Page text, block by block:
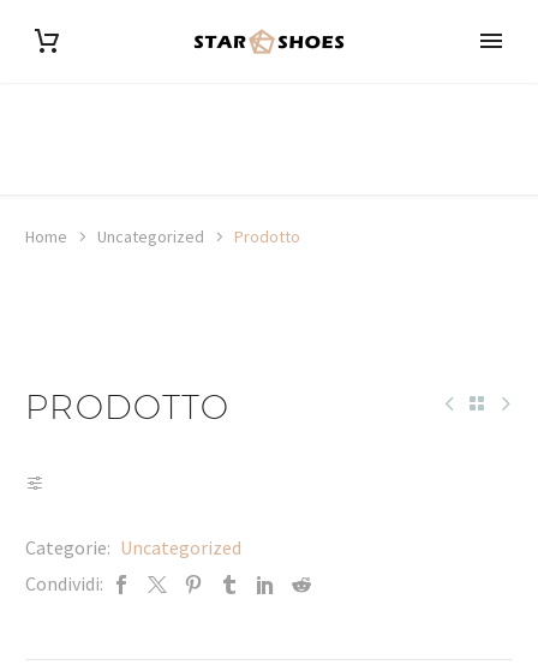
Home Uncategorized Prodotto
PRODOTTO
Categorie: Uncategorized
Condividi: